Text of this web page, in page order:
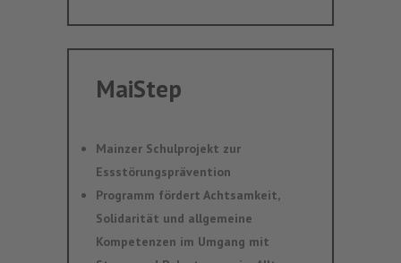
MaiStep
Mainzer Schulprojekt zur
Essstörungsprävention
Programm fördert Achtsamkeit,
Solidarität und allgemeine
Kompetenzen im Umgang mit